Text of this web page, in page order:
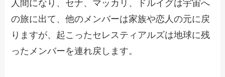
人間になり、セナ、マッカリ、ドルイグは宇宙へ
の旅に出て、他のメンバーは家族や恋人の元に戻
りますが、起こったセレスティアルズは地球に残
ったメンバーを連れ戻します。